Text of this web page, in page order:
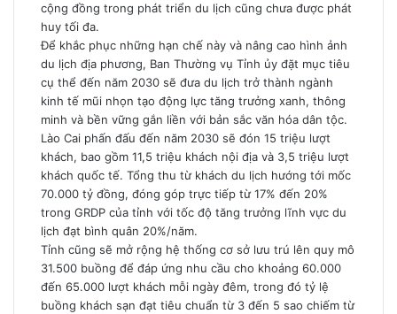
cộng đồng trong phát triển du lịch cũng chưa được phát
huy tối đa.
Để khắc phục những hạn chế này và nâng cao hình ảnh
du lịch địa phương, Ban Thường vụ Tỉnh ủy đặt mục tiêu
cụ thể đến năm 2030 sẽ đưa du lịch trở thành ngành
kinh tế mũi nhọn tạo động lực tăng trưởng xanh, thông
minh và bền vững gắn liền với bản sắc văn hóa dân tộc.
Lào Cai phấn đấu đến năm 2030 sẽ đón 15 triệu lượt
khách, bao gồm 11,5 triệu khách nội địa và 3,5 triệu lượt
khách quốc tế. Tổng thu từ khách du lịch hướng tới mốc
70.000 tỷ đồng, đóng góp trực tiếp từ 17% đến 20%
trong GRDP của tỉnh với tốc độ tăng trưởng lĩnh vực du
lịch đạt bình quân 20%/năm.
Tỉnh cũng sẽ mở rộng hệ thống cơ sở lưu trú lên quy mô
31.500 buồng để đáp ứng nhu cầu cho khoảng 60.000
đến 65.000 lượt khách mỗi ngày đêm, trong đó tỷ lệ
buồng khách sạn đạt tiêu chuẩn từ 3 đến 5 sao chiếm từ